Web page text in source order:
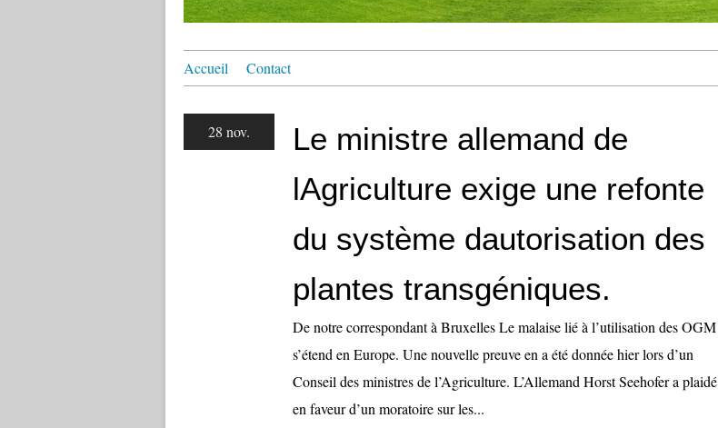
Accueil Contact
28 nov.
Le ministre allemand de
lAgriculture exige une refonte
du système dautorisation des
plantes transgéniques.
De notre correspondant à Bruxelles Le malaise lié à l’utilisation des OGM
s’étend en Europe. Une nouvelle preuve en a été donnée hier lors d’un
Conseil des ministres de l’Agriculture. L’Allemand Horst Seehofer a plaidé
en faveur d’un moratoire sur les...